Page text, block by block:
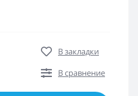
В закладки
В сравнение